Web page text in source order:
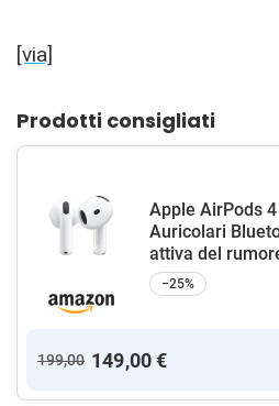
[via]
Prodotti consigliati
Apple AirPods
Auricolari
attiva del
−25%
199,00 149,00 €